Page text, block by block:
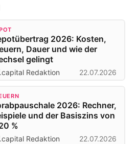
2026: Kosten,
Dauer und wie der
gelingt
Redaktion 22.07.2026
2026: Rechner,
und der Basiszins von
%
Redaktion 22.07.2026